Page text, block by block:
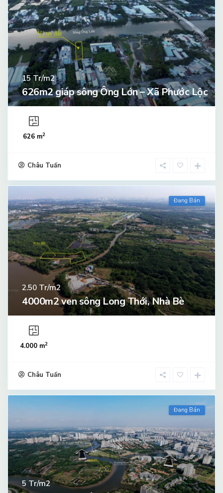
15Tr/m2
626m2 giáp sông Ông Lớn – Xã Phước Lộc
626 m2
Châu Tuấn
Đang Bán
2.50 Tr/m2
4000m2 ven sông Long Thới, Nhà Bè
4.000 m2
Châu Tuấn
Đang Bán
5 Tr/m2